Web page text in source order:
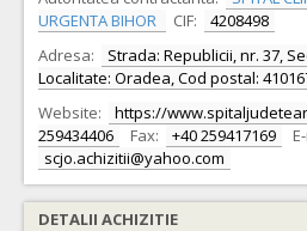
URGENTA BIHOR
CIF:
4208498
Adresa:
Strada: Republicii, nr. 37,
Localitate: Oradea, Cod postal:
Website:
https://
259434406
Fax: +40 259417169
scjo.achizitii@yahoo.com
DETALII ACHIZITIE